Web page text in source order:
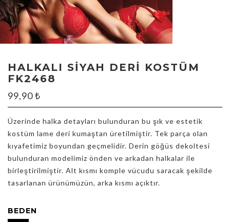
HALKALI SIYAH DERI KOSTÜM
FK2468
99,90₺
Üzerinde halka detayları bulunduran bu şık ve estetik
kostüm lame deri kumaştan üretilmiştir. Tek parça olan
kıyafetimiz boyundan geçmelidir. Derin göğüs dekoltesi
bulunduran modelimiz önden ve arkadan halkalar ile
birleştirilmiştir. Alt kısmı komple vücudu saracak şekilde
tasarlanan ürünümüzün, arka kısmı açıktır.
BEDEN